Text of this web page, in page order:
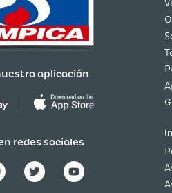
aplicación
redes sociales